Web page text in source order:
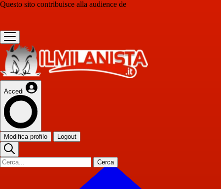
Questo sito contribuisce alla audience de
Accedi
Modifica profilo Logout
Cerca